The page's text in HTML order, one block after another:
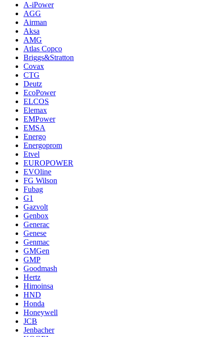
A-iPower
AGG
Airman
Aksa
AMG
Atlas Copco
Briggs&Stratton
Covax
CTG
Deutz
EcoPower
ELCOS
Elemax
EMPower
EMSA
Energo
Energoprom
Etvel
EUROPOWER
EVOline
FG Wilson
Fubag
G1
Gazvolt
Genbox
Generac
Genese
Genmac
GMGen
GMP
Goodmash
Hertz
Himoinsa
HND
Honda
Honeywell
JCB
Jenbacher